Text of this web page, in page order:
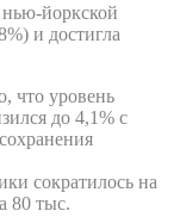
нью-йоркской
и достигла
что уровень
до 4,1% с
сократилось на
80 тыс.